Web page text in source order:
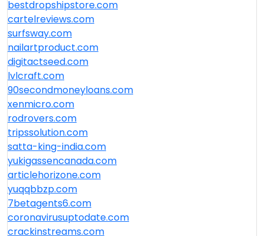
bestdropshipstore.com
cartelreviews.com
surfsway.com
nailartproduct.com
digitactseed.com
lvlcraft.com
90secondmoneyloans.com
xenmicro.com
rodrovers.com
tripssolution.com
satta-king-india.com
yukigassencanada.com
articlehorizone.com
yuqqbbzp.com
7betagents6.com
coronavirusuptodate.com
crackinstreams.com